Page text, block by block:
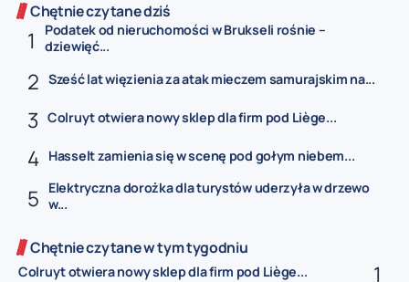
Chętnie czytane dziś
Podatek od nieruchomości w Brukseli rośnie –
dziewięć...
Sześć lat więzienia za atak mieczem samurajskim na...
Colruyt otwiera nowy sklep dla firm pod Liège...
Hasselt zamienia się w scenę pod gołym niebem...
Elektryczna dorożka dla turystów uderzyła w drzewo
w...
Chętnie czytane w tym tygodniu
Colruyt otwiera nowy sklep dla firm pod Liège...